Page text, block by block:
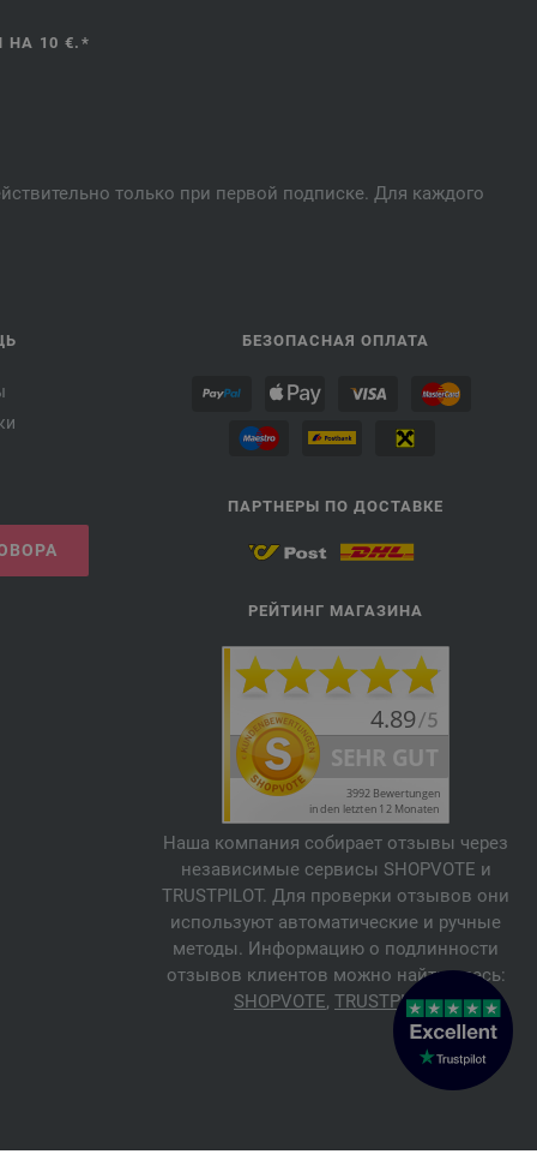
10 €.*
только при первой подписке. Для каждого
БЕЗОПАСНАЯ ОПЛАТА
ПАРТНЕРЫ ПО ДОСТАВКЕ
РЕЙТИНГ МАГАЗИНА
Наша компания собирает отзывы через
независимые сервисы SHOPVOTE и
TRUSTPILOT. Для проверки отзывов они
используют автоматические и ручные
методы. Информацию о подлинности
отзывов клиентов можно найти здесь:
SHOPVOTE, TRUSTPILOT